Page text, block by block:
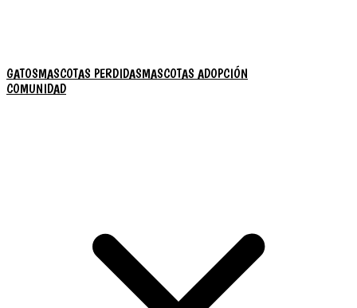
GATOSMASCOTAS PERDIDASMASCOTAS ADOPCIÓN
COMUNIDAD